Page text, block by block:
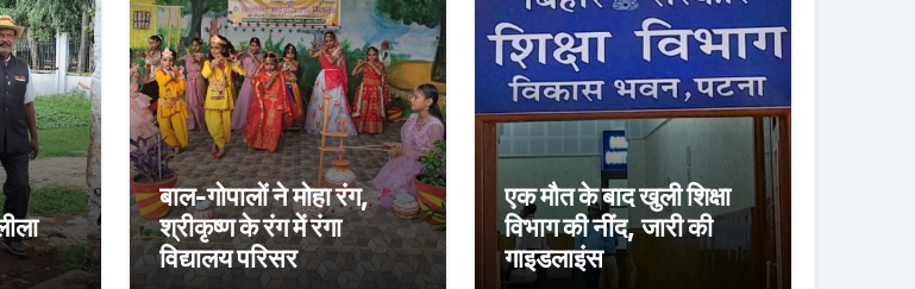
बाल-गोपालों ने मोहा रंग,
श्रीकृष्ण के रंग में रंगा
विद्यालय परिसर
एक मौत के बाद खुली शिक्षा
विभाग की नींद, जारी की
गाइडलाइंस